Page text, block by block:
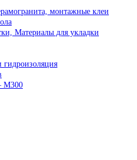
монтажные клеи
Материалы для укладки
гидроизоляция
М300